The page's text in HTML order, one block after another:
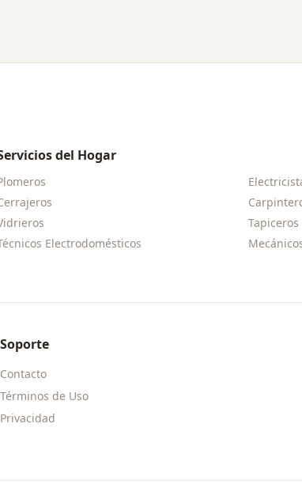
del Hogar
Tapiceros
Electrodomésticos
Soporte
Contacto
Términos de Uso
Privacidad